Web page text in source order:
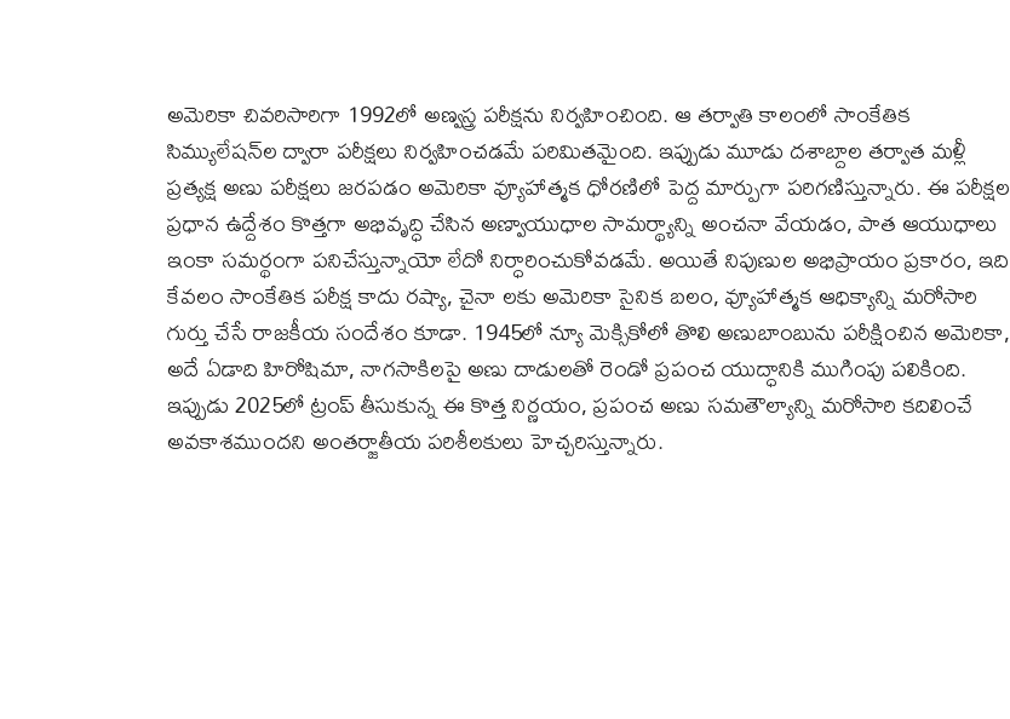
అమెరికా చివరిసారిగా 1992లో అణ్వస్త్ర పరీక్షను నిర్వహించింది. ఆ తర్వాతి కాలంలో సాంకేతిక
సిమ్యులేషన్‌ల ద్వారా పరీక్షలు నిర్వహించడమే పరిమితమైంది. ఇప్పుడు మూడు దశాబ్దాల తర్వాత మళ్లీ
ప్రత్యక్ష అణు పరీక్షలు జరపడం అమెరికా వ్యూహాత్మక ధోరణిలో పెద్ద మార్పుగా పరిగణిస్తున్నారు. ఈ పరీక్షల
ప్రధాన ఉద్దేశం కొత్తగా అభివృద్ధి చేసిన అణ్వాయుధాల సామర్థ్యాన్ని అంచనా వేయడం, పాత ఆయుధాలు
ఇంకా సమర్థంగా పనిచేస్తున్నాయో లేదో నిర్ధారించుకోవడమే. అయితే నిపుణుల అభిప్రాయం ప్రకారం, ఇది
కేవలం సాంకేతిక పరీక్ష కాదు రష్యా, చైనా లకు అమెరికా సైనిక బలం, వ్యూహాత్మక ఆధిక్యాన్ని మరోసారి
గుర్తు చేసే రాజకీయ సందేశం కూడా. 1945లో న్యూ మెక్సికోలో తొలి అణుబాంబును పరీక్షించిన అమెరికా,
అదే ఏడాది హిరోషిమా, నాగసాకిలపై అణు దాడులతో రెండో ప్రపంచ యుద్ధానికి ముగింపు పలికింది.
ఇప్పుడు 2025లో ట్రంప్ తీసుకున్న ఈ కొత్త నిర్ణయం, ప్రపంచ అణు సమతౌల్యాన్ని మరోసారి కదిలించే
అవకాశముందని అంతర్జాతీయ పరిశీలకులు హెచ్చరిస్తున్నారు.